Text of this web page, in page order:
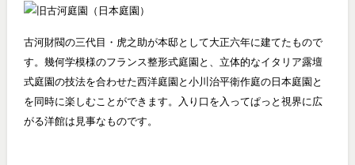
古河財閥の三代目・虎之助が本邸として大正六年に建てたもので
す。幾何学模様のフランス整形式庭園と、立体的なイタリア露壇
式庭園の技法を合わせた西洋庭園と小川治平衛作庭の日本庭園と
を同時に楽しむことができます。入り口を入ってぱっと視界に広
がる洋館は見事なものです。